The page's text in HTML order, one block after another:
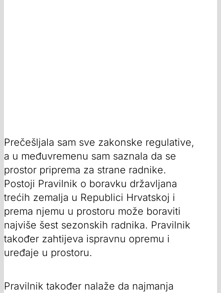
Prečešljala sam sve zakonske regulative,
a u međuvremenu sam saznala da se
prostor priprema za strane radnike.
Postoji Pravilnik o boravku državljana
trećih zemalja u Republici Hrvatskoj i
prema njemu u prostoru može boraviti
najviše šest sezonskih radnika. Pravilnik
također zahtijeva ispravnu opremu i
uređaje u prostoru.
Pravilnik također nalaže da najmanja